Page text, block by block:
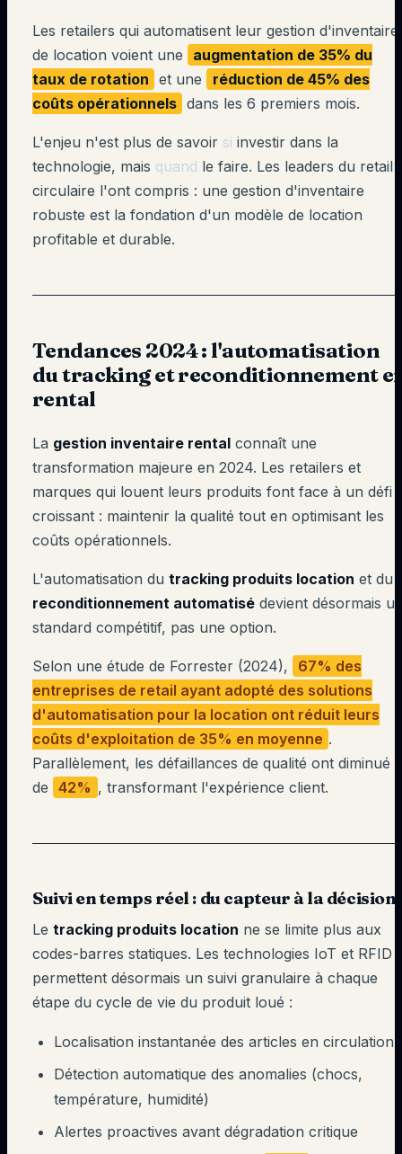
Les retailers qui automatisent leur gestion d'inventaire
de location voient une
augmentation de 35% du
taux de rotation et une
réduction de 45% des
coûts opérationnels dans les 6 premiers mois.
L'enjeu n'est plus de savoir si investir dans la
technologie, mais quand le faire. Les leaders du retail
circulaire l'ont compris : une gestion d'inventaire
robuste est la fondation d'un modèle de location
profitable et durable.
Tendances 2024 : l'automatisation
du tracking et reconditionnement
rental
La gestion inventaire rental connaît une
transformation majeure en 2024. Les retailers et
marques qui louent leurs produits font face à un défi
croissant : maintenir la qualité tout en optimisant les
coûts opérationnels.
L'automatisation du tracking produits location et du
reconditionnement automatisé devient désormais
standard compétitif, pas une option.
Selon une étude de Forrester (2024),
67% des
entreprises de retail ayant adopté des solutions
d'automatisation pour la location ont réduit leurs
coûts d'exploitation de 35% en moyenne .
Parallèlement, les défaillances de qualité ont diminué
de
42% , transformant l'expérience client.
Suivi en temps réel : du capteur à la décision
Le tracking produits location ne se limite plus aux
codes-barres statiques. Les technologies IoT et RFID
permettent désormais un suivi granulaire à chaque
étape du cycle de vie du produit loué :
Localisation instantanée des articles en circulation
Détection automatique des anomalies (chocs,
température, humidité)
Alertes proactives avant dégradation critique